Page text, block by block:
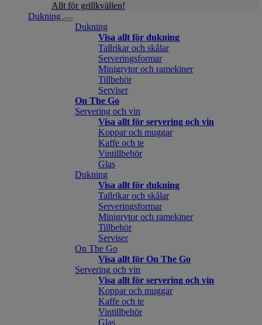
Allt för grillkvällen!
Dukning
Dukning
Visa allt för dukning
Tallrikar och skålar
Serveringsformar
Minigrytor och ramekiner
Tillbehör
Serviser
On The Go
Servering och vin
Visa allt för servering och vin
Koppar och muggar
Kaffe och te
Vintillbehör
Glas
Dukning
Visa allt för dukning
Tallrikar och skålar
Serveringsformar
Minigrytor och ramekiner
Tillbehör
Serviser
On The Go
Visa allt för On The Go
Servering och vin
Visa allt för servering och vin
Koppar och muggar
Kaffe och te
Vintillbehör
Glas